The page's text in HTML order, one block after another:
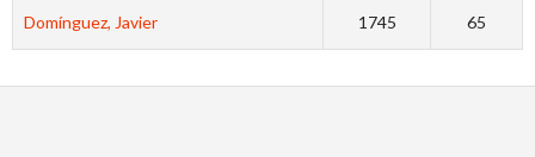
Domínguez, Javier 1745 65